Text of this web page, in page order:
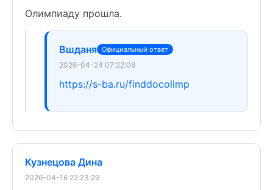
Олимпиаду прошла.
Вшданя Официальный ответ
2026-04-24 07:22:08
https://s-ba.ru/finddocolimp
Кузнецова Дина
2026-04-16 22:23:29